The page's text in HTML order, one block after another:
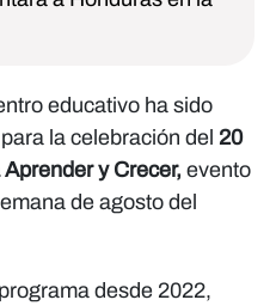
educativo ha sido
la celebración del 20
y Crecer, evento
de agosto del
desde 2022,